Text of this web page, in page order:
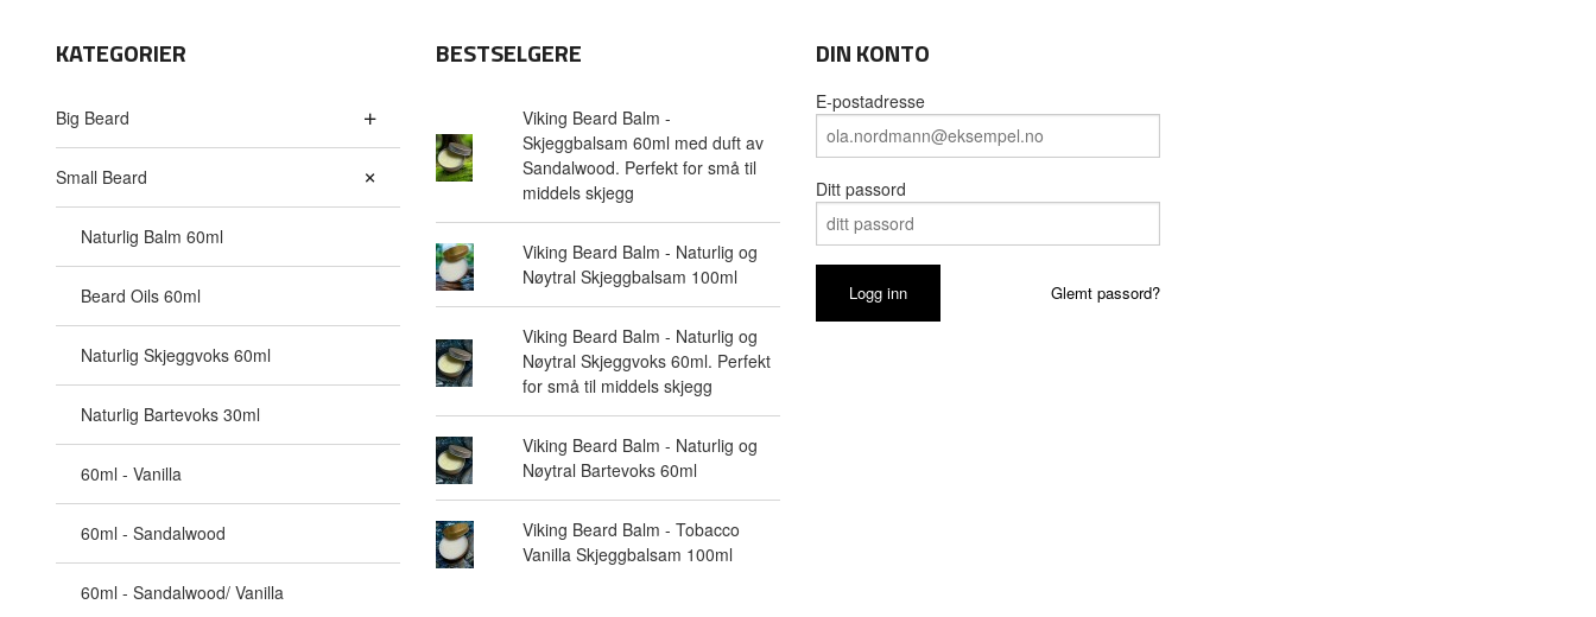
KATEGORIER
Big Beard
Small Beard
Naturlig Balm 60ml
Beard Oils 60ml
Naturlig Skjeggvoks 60ml
Naturlig Bartevoks 30ml
60ml - Vanilla
60ml - Sandalwood
60ml - Sandalwood/ Vanilla
BESTSELGERE
Viking Beard Balm -
Skjeggbalsam 60ml med duft av
Sandalwood. Perfekt for små til
middels skjegg
Viking Beard Balm - Naturlig og
Nøytral Skjeggbalsam 100ml
Viking Beard Balm - Naturlig og
Nøytral Skjeggvoks 60ml. Perfekt
for små til middels skjegg
Viking Beard Balm - Naturlig og
Nøytral Bartevoks 60ml
Viking Beard Balm - Tobacco
Vanilla Skjeggbalsam 100ml
DIN KONTO
E-postadresse
Ditt passord
Glemt passord?